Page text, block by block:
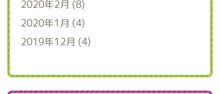
2020年2月 (8)
2020年1月 (4)
2019年12月 (4)